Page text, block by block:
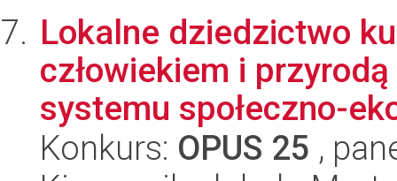
Lokalne dziedzictwo
człowiekiem i
systemu społeczno-
Konkurs: OPUS 25 ,